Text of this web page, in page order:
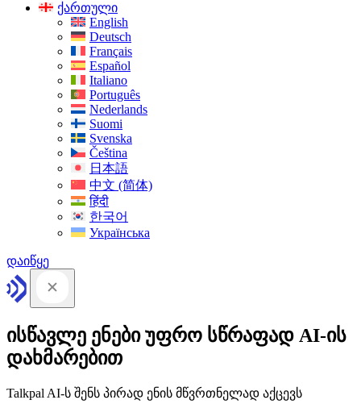
ქართული
English
Deutsch
Français
Español
Italiano
Português
Nederlands
Suomi
Svenska
Čeština
日本語
中文 (简体)
हिंदी
한국어
Українська
დაიწყე
ისწავლე ენები უფრო სწრაფად AI-ის
დახმარებით
Talkpal AI-ს შენს პირად ენის მწვრთნელად აქცევს